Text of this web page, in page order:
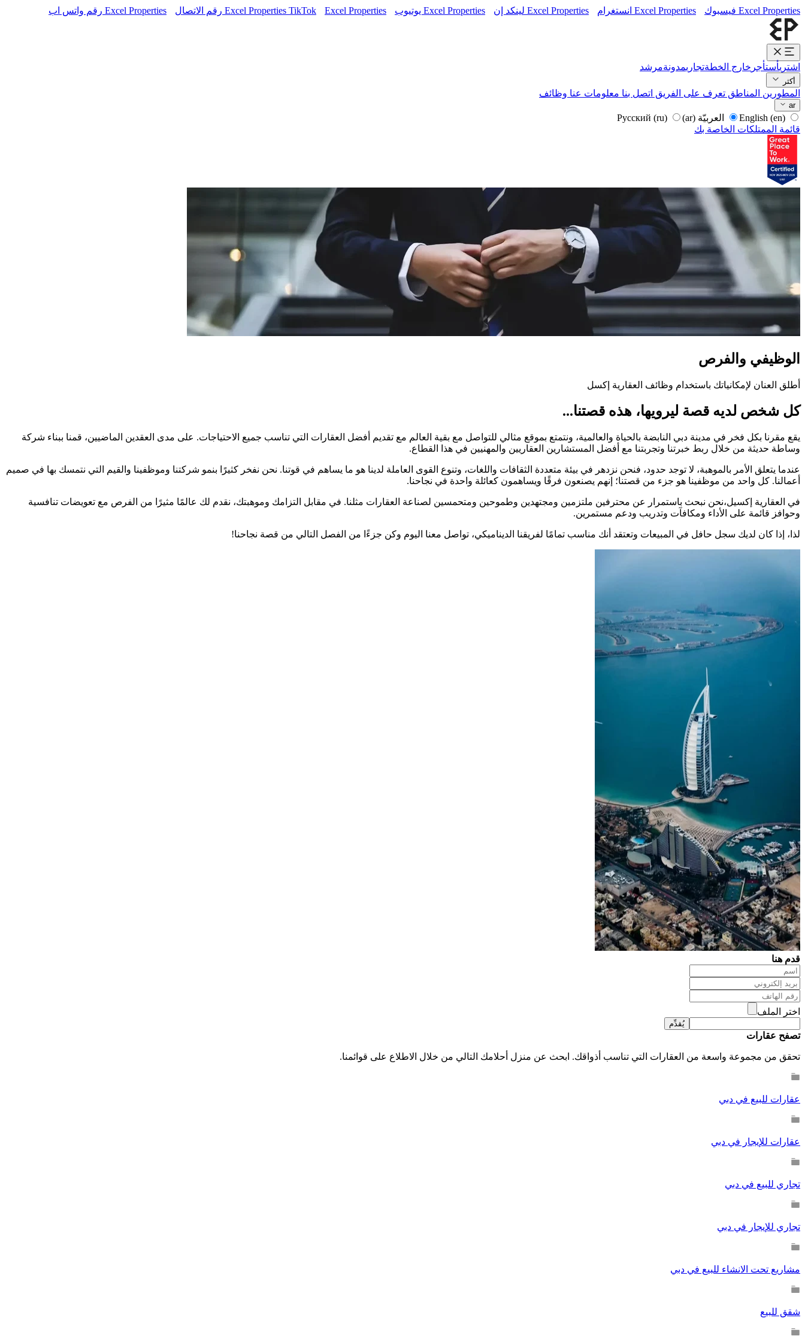
Excel Properties فيسبوك Excel Properties انستغرام Excel Properties لينكد إن Excel Properties يوتيوب Excel Properties TikTok Excel Properties رقم الاتصال Excel Properties رقم واتس اب
اشتريأستأجر خارج الخطةتجاريمدونةمرشد
أكثر
المطورين المناطق تعرف على الفريق اتصل بنا معلومات عنا وظائف
ar
(en) العربيّة (ar)
(ru)
قائمة الممتلكات الخاصة بك
الوظيفي والفرص
أطلق العنان لإمكانياتك باستخدام وظائف العقارية إكسل
كل شخص لديه قصة ليرويها، هذه قصتنا...
يقع مقرنا بكل فخر في مدينة دبي النابضة بالحياة والعالمية، ونتمتع بموقع مثالي للتواصل مع بقية العالم مع تقديم أفضل العقارات التي تناسب جميع الاحتياجات. على مدى العقدين الماضيين، قمنا ببناء شركة
وساطة حديثة من خلال ربط خبرتنا وتجربتنا مع أفضل المستشارين العقاريين والمهنيين في هذا القطاع.
عندما يتعلق الأمر بالموهبة، لا توجد حدود، فنحن نزدهر في بيئة متعددة الثقافات واللغات، وتنوع القوى العاملة لدينا هو ما يساهم في قوتنا. نحن نفخر كثيرًا بنمو شركتنا وموظفينا والقيم التي نتمسك بها في صميم
أعمالنا. كل واحد من موظفينا هو جزء من قصتنا؛ إنهم يصنعون فرقًا ويساهمون كعائلة واحدة في نجاحنا.
في العقارية إكسيل،نحن نبحث باستمرار عن محترفين ملتزمين ومجتهدين وطموحين ومتحمسين لصناعة العقارات مثلنا. في مقابل التزامك وموهبتك، نقدم لك عالمًا مثيرًا من الفرص مع تعويضات تنافسية
وحوافز قائمة على الأداء ومكافآت وتدريب ودعم مستمرين.
لذا، إذا كان لديك سجل حافل في المبيعات وتعتقد أنك مناسب تمامًا لفريقنا الديناميكي، تواصل معنا اليوم وكن جزءًا من الفصل التالي من قصة نجاحنا!
قدم هنا
اختر الملف
يُقدِّم
تصفح عقارات
تحقق من مجموعة واسعة من العقارات التي تناسب أذواقك. ابحث عن منزل أحلامك التالي من خلال الاطلاع على قوائمنا.
عقارات للبيع في دبي
عقارات للإيجار في دبي
تجاري للبيع في دبي
تجاري للإيجار في دبي
مشاريع تحت الانشاء للبيع في دبي
شقق للبيع